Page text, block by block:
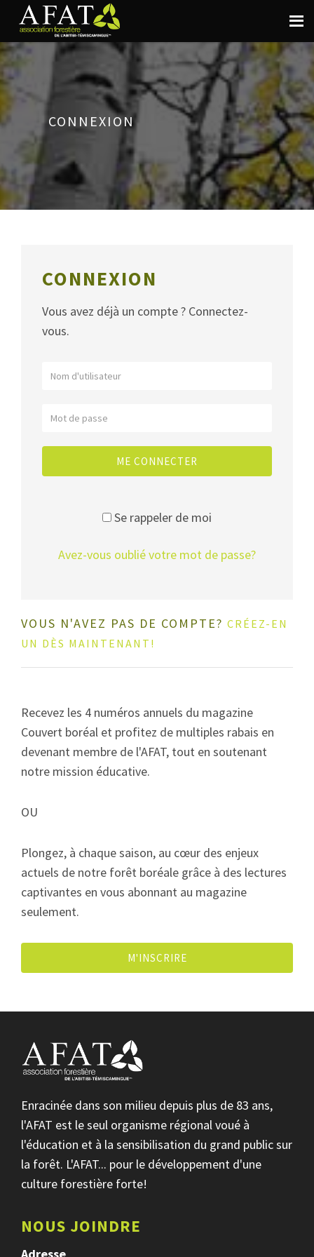
CONNEXION
CONNEXION
Vous avez déjà un compte ? Connectez-
vous.
ME CONNECTER
Se rappeler de moi
Avez-vous oublié votre mot de passe?
VOUS N'AVEZ PAS DE COMPTE? CRÉEZ-EN
UN DÈS MAINTENANT!
Recevez les 4 numéros annuels du magazine
Couvert boréal et profitez de multiples rabais en
devenant membre de l'AFAT, tout en soutenant
notre mission éducative.
OU
Plongez, à chaque saison, au cœur des enjeux
actuels de notre forêt boréale grâce à des lectures
captivantes en vous abonnant au magazine
seulement.
M'INSCRIRE
Enracinée dans son milieu depuis plus de 83 ans,
l'AFAT est le seul organisme régional voué à
l'éducation et à la sensibilisation du grand public sur
la forêt. L'AFAT... pour le développement d'une
culture forestière forte!
NOUS JOINDRE